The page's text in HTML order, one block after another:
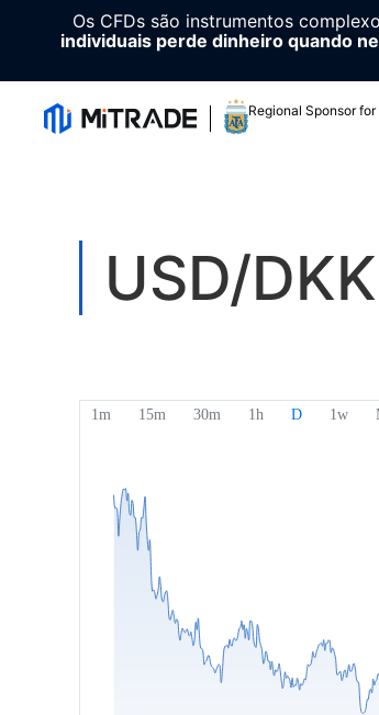
Os CFDs são instrumentos
individuais perde dinheiro quando
Regional Sponsor for
USD/DKK